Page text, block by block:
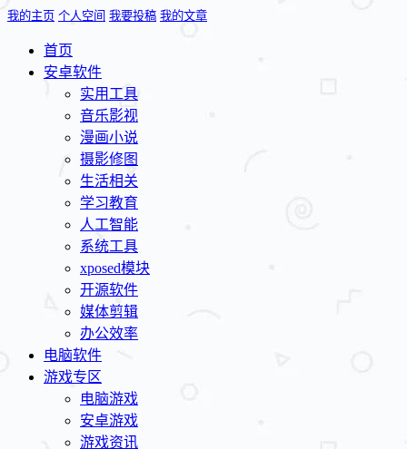
我的主页 个人空间 我要投稿 我的文章
首页
安卓软件
实用工具
音乐影视
漫画小说
摄影修图
生活相关
学习教育
人工智能
系统工具
xposed模块
开源软件
媒体剪辑
办公效率
电脑软件
游戏专区
电脑游戏
安卓游戏
游戏资讯